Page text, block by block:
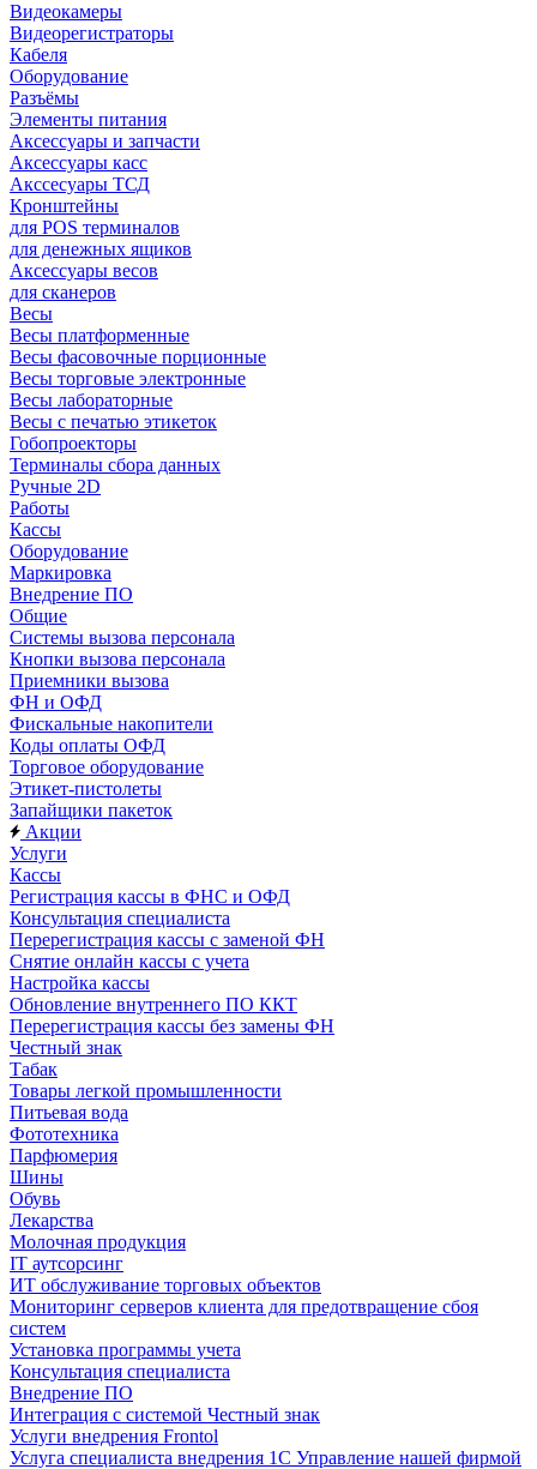
Видеокамеры
Видеорегистраторы
Кабеля
Оборудование
Разъёмы
Элементы питания
Аксессуары и запчасти
Аксессуары касс
Акссесуары ТСД
Кронштейны
для POS терминалов
для денежных ящиков
Аксессуары весов
для сканеров
Весы
Весы платформенные
Весы фасовочные порционные
Весы торговые электронные
Весы лабораторные
Весы с печатью этикеток
Гобопроекторы
Терминалы сбора данных
Ручные 2D
Работы
Кассы
Оборудование
Маркировка
Внедрение ПО
Общие
Системы вызова персонала
Кнопки вызова персонала
Приемники вызова
ФН и ОФД
Фискальные накопители
Коды оплаты ОФД
Торговое оборудование
Этикет-пистолеты
Запайщики пакеток
Акции
Услуги
Кассы
Регистрация кассы в ФНС и ОФД
Консультация специалиста
Перерегистрация кассы с заменой ФН
Снятие онлайн кассы с учета
Настройка кассы
Обновление внутреннего ПО ККТ
Перерегистрация кассы без замены ФН
Честный знак
Табак
Товары легкой промышленности
Питьевая вода
Фототехника
Парфюмерия
Шины
Обувь
Лекарства
Молочная продукция
IT аутсорсинг
ИТ обслуживание торговых объектов
Мониторинг серверов клиента для предотвращение сбоя
систем
Установка программы учета
Консультация специалиста
Внедрение ПО
Интеграция с системой Честный знак
Услуги внедрения Frontol
Услуга специалиста внедрения 1С Управление нашей фирмой